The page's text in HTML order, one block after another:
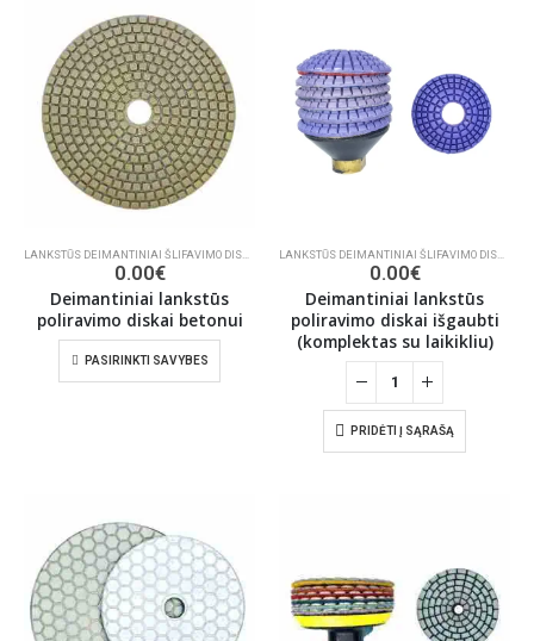
ŠLIFAVIMO/POLIRAVIMO INSTRUMENTAI
0.00€
Deimantiniai lankstūs
poliravimo diskai betonui
PASIRINKTI SAVYBES
0.00€
Deimantiniai lankstūs
poliravimo diskai išgaubti
(komplektas su laikikliu)
PRIDĖTI Į SĄRAŠĄ